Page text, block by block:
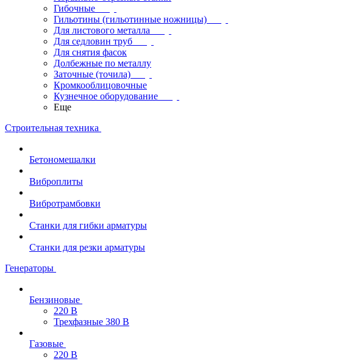
Гибочные
Гильотины (гильотинные ножницы)
Для листового металла
Для седловин труб
Для снятия фасок
Долбежные по металлу
Заточные (точила)
Кромкооблицовочные
Кузнечное оборудование
Еще
Строительная техника
Бетономешалки
Виброплиты
Вибротрамбовки
Станки для гибки арматуры
Станки для резки арматуры
Генераторы
Бензиновые
220 В
Трехфазные 380 В
Газовые
220 В